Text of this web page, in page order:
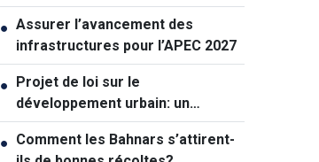
succession politique
● Assurer l’avancement des
infrastructures pour l’APEC 2027
● Projet de loi sur le
développement urbain: un
mécanisme exceptionnel pour Hô
Chi Minh-ville
● Comment les Bahnars s’attirent-